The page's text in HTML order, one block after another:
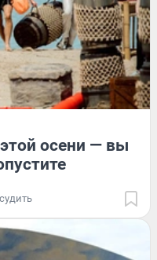
осени — вы